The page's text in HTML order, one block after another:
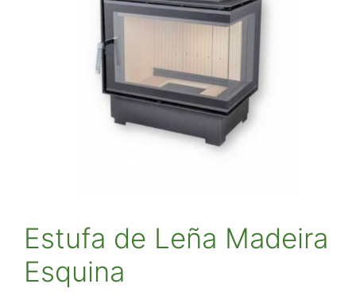
Estufa de Leña Madeira
Esquina